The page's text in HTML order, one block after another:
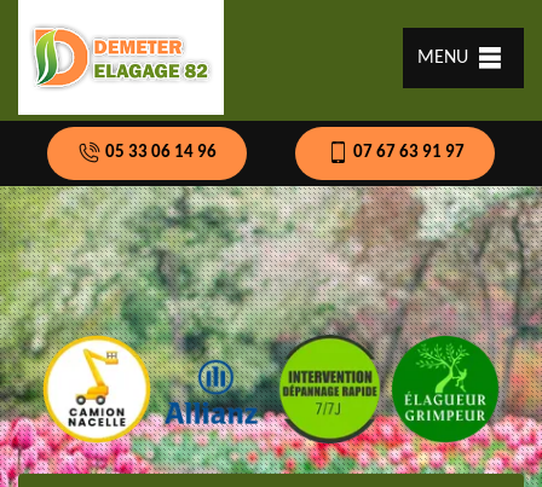
MENU
05 33 06 14 96 07 67 63 91 97